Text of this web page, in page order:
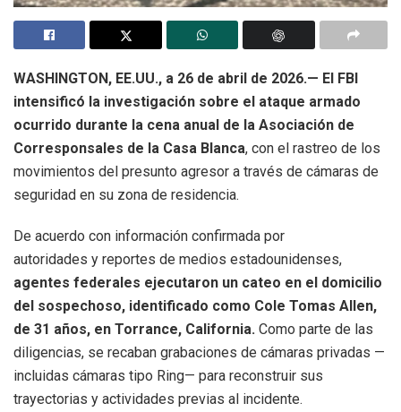
WASHINGTON, EE.UU., a 26 de abril de 2026.— El FBI
intensificó la investigación sobre el ataque armado
ocurrido durante la cena anual de la Asociación de
Corresponsales de la Casa Blanca, con el rastreo de los
movimientos del presunto agresor a través de cámaras de
seguridad en su zona de residencia.
De acuerdo con información confirmada por
autoridades y reportes de medios estadounidenses,
agentes federales ejecutaron un cateo en el domicilio
del sospechoso, identificado como Cole Tomas Allen,
de 31 años, en Torrance, California. Como parte de las
diligencias, se recaban grabaciones de cámaras privadas —
incluidas cámaras tipo Ring— para reconstruir sus
trayectorias y actividades previas al incidente.